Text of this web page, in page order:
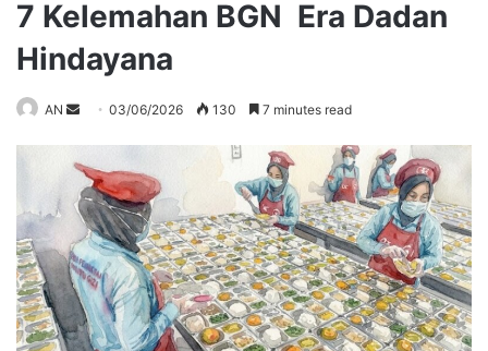
7 Kelemahan BGN Era Dadan
Hindayana
AN
Send
email
03/06/2026 130 7 minutes read